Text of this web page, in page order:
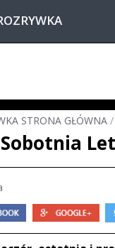
Failed to read
STRONA GŁÓWNA /